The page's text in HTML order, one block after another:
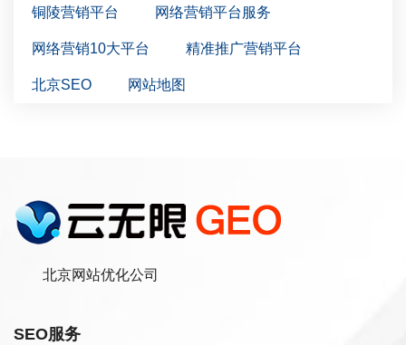
铜陵营销平台 网络营销平台服务
网络营销10大平台 精准推广营销平台
北京SEO 网站地图
北京网站优化公司
SEO服务